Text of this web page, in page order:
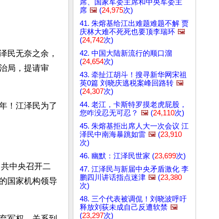
民无奈之余，
局，提请审
！江泽民为了
中央召开二
国家机构领导
席、国家军委主席和中央军委主
席 🖼️ (24,975次)
41. 朱熔基给江出难题难题不解 贾
庆林大难不死死也要顶李瑞环 🖼️
(24,742次)
42. 中国大陆新流行的顺口溜
(24,654次)
43. 牵扯江胡斗！搜寻新华网宋祖
英0篇 刘晓庆逃税案峰回路转 🖼️
(24,307次)
44. 老江，卡斯特罗摸老虎屁股，
您咋没忍无可忍？ 🖼️ (24,110次)
45. 朱熔基拒出席人大一次会议 江
泽民中南海暴跳如雷 🖼️ (23,910
次)
46. 幽默：江泽民世家 (23,699次)
47. 江泽民与新届中央矛盾激化 李
鹏四川讲话指点迷津 🖼️ (23,380
次)
48. 三个代表被调侃！刘晓波呼吁
释放刘荻未成自己反遭软禁 🖼️
(23,297次)